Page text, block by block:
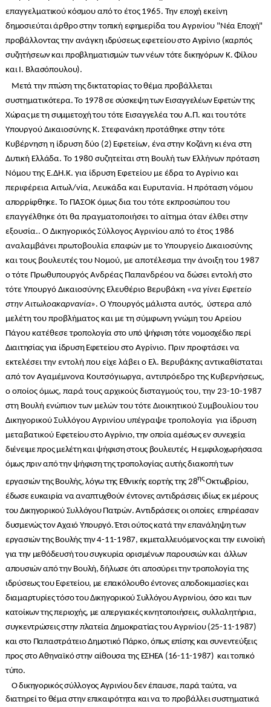
επαγγελματικού κόσμου από το έτος 1965. Την εποχή εκείνη
δημοσιεύται άρθρο στην τοπική εφημερίδα του Αγρινίου "Νέα Εποχή"
προβάλλοντας την ανάγκη ιδρύσεως εφετείου στο Αγρίνιο (καρπός
συζητήσεων και προβληματισμών των νέων τότε δικηγόρων Κ. Φίλου
και Ι. Βλασόπουλου).
Μετά την πτώση της δικτατορίας το θέμα προβάλλεται
συστηματικότερα. Το 1978 σε σύσκεψη των Εισαγγελέων Εφετών της
Χώρας με τη συμμετοχή του τότε Εισαγγελέα του Α.Π. και του τότε
Υπουργού Δικαιοσύνης Κ. Στεφανάκη προτάθηκε στην τότε
Κυβέρνηση η ίδρυση δύο (2) Εφετείων, ένα στην Κοζάνη κι ένα στη
Δυτική Ελλάδα. Το 1980 συζητείται στη Βουλή των Ελλήνων πρόταση
Νόμου της Ε.ΔΗ.Κ. για ίδρυση Εφετείου με έδρα το Αγρίνιο και
περιφέρεια Αιτωλ/νία, Λευκάδα και Ευρυτανία. Η πρόταση νόμου
απορρίφθηκε. Το ΠΑΣΟΚ όμως δια του τότε εκπροσώπου του
επαγγέλθηκε ότι θα πραγματοποιήσει το αίτημα όταν έλθει στην
εξουσία.. Ο Δικηγορικός Σύλλογος Αγρινίου από το έτος 1986
αναλαμβάνει πρωτοβουλία επαφών με το Υπουργείο Δικαιοσύνης
και τους βουλευτές του Νομού, με αποτέλεσμα την άνοιξη του 1987
ο τότε Πρωθυπουργός Ανδρέας Παπανδρέου να δώσει εντολή στο
τότε Υπουργό Δικαιοσύνης Ελευθέριο Βερυβάκη «να γίνει Εφετείο
στην Αιτωλοακαρνανία». Ο Υπουργός μάλιστα αυτός, ύστερα από
μελέτη του προβλήματος και με τη σύμφωνη γνώμη του Αρείου
Πάγου κατέθεσετροπολογία στο υπό ψήφιση τότε νομοσχέδιο περί
Διαιτησίας για ίδρυση Εφετείου στο Αγρίνιο. Πριν προφτάσει να
εκτελέσει την εντολή που είχε λάβει ο Ελ. Βερυβάκης αντικαθίσταται
από τον Αγαμέμνονα Κουτσόγιωργα, αντιπρόεδρο της Κυβερνήσεως,
ο οποίος όμως, παρά τους αρχικούς δισταγμούς του, την 23-10-1987
στη Βουλή ενώπιον των μελών του τότε Διοικητικού Συμβουλίου του
Δικηγορικού Συλλόγου Αγρινίου υπέγραψε τροπολογία για ίδρυση
μεταβατικού Εφετείου στο Αγρίνιο, την οποία αμέσως εν συνεχεία
διένειμε προς μελέτη και ψήφιση στους βουλευτές. Η εμφιλοχωρήσασα
όμως πριν από την ψήφιση της τροπολογίας αυτής διακοπή των
εργασιών της Βουλής, λόγω της Εθνικής εορτής της 28ηςΟκτωβρίου,
έδωσε ευκαιρία να αναπτυχθούν έντονες αντιδράσεις ιδίως εκ μέρους
του Δικηγορικού Συλλόγου Πατρών. Αντιδράσεις οι οποίες επηρέασαν
δυσμενώς τον Αχαιό Υπουργό. Έτσι ούτος κατά την επανάληψη των
εργασιών της Βουλής την 4-11-1987, εκμεταλλευόμενος και την ευνοϊκή
για την μεθόδευσή του συγκυρία ορισμένων παρουσιών και άλλων
απουσιών από την Βουλή, δήλωσε ότι αποσύρει την τροπολογία της
ιδρύσεως του Εφετείου, με επακόλουθο έντονες αποδοκιμασίες και
διαμαρτυρίες τόσο του Δικηγορικού Συλλόγου Αγρινίου, όσο και των
κατοίκων της περιοχής, με απεργιακές κινητοποιήσεις, συλλαλητήρια,
συγκεντρώσεις στην πλατεία Δημοκρατίας του Αγρινίου (25-11-1987)
και στο Παπαστράτειο Δημοτικό Πάρκο, όπως επίσης και συνεντεύξεις
προς στο Αθηναϊκό στην αίθουσα της ΕΣΗΕΑ (16-11-1987) και τοπικό
τύπο.
Ο δικηγορικός σύλλογος Αγρινίου δεν έπαυσε, παρά ταύτα, να
διατηρεί το θέμα στην επικαιρότητα και να το προβάλλει συστηματικά